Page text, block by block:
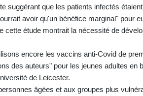
suggérant que les patients infectés étaient
avoir qu'un bénéfice marginal" pour
cette étude montrait la nécessité de
encore les vaccins anti-Covid de
des auteurs" pour les jeunes adultes en
de Leicester.
âgées et aux groupes plus